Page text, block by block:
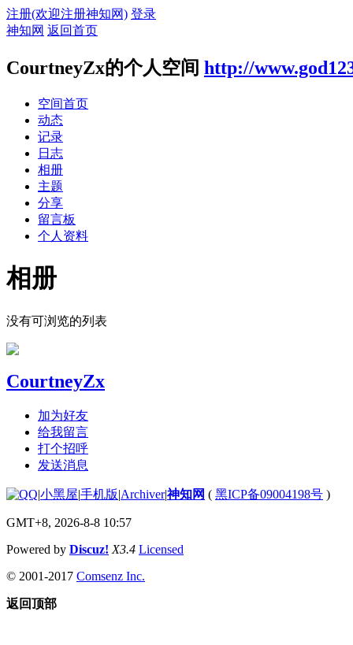
注册(欢迎注册神知网) 登录
神知网 返回首页
CourtneyZx的个人空间 http://
空间首页
动态
记录
日志
相册
主题
分享
留言板
个人资料
相册
没有可浏览的列表
CourtneyZx
加为好友
给我留言
打个招呼
发送消息
|小黑屋|手机版|Archiver|神知网 ( 黑ICP备09004198号 )
GMT+8, 2026-8-8 10:57
Powered by Discuz! X3.4 Licensed
© 2001-2017 Comsenz Inc.
返回顶部